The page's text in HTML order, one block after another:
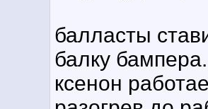
балласты
балку
ксенон